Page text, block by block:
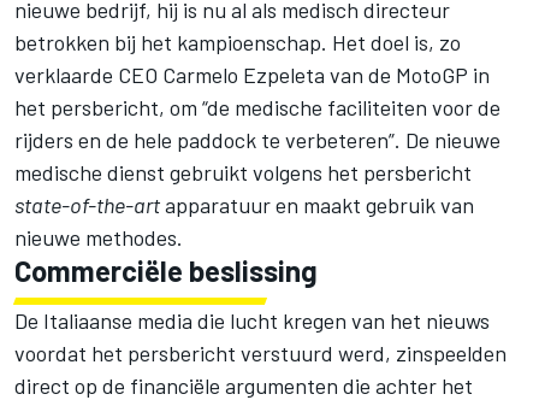
nieuwe bedrijf, hij is nu al als medisch directeur
betrokken bij het kampioenschap. Het doel is, zo
verklaarde CEO Carmelo Ezpeleta van de MotoGP in
het persbericht, om “de medische faciliteiten voor de
rijders en de hele paddock te verbeteren”. De nieuwe
medische dienst gebruikt volgens het persbericht
state-of-the-artapparatuur en maakt gebruik van
nieuwe methodes.
Commerciële beslissing
De Italiaanse media die lucht kregen van het nieuws
voordat het persbericht verstuurd werd, zinspeelden
direct op de financiële argumenten die achter het